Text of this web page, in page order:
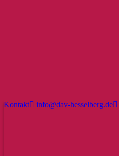
Kontakt info@dav-hesselberg.de